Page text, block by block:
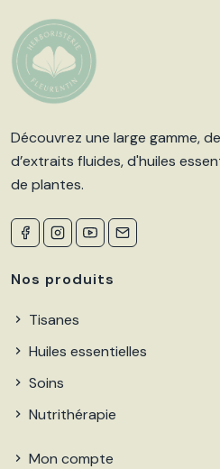
Découvrez une large gamme,
d’extraits fluides, d'huiles
de plantes.
Nos produits
Tisanes
Huiles essentielles
Soins
Nutrithérapie
Mon compte